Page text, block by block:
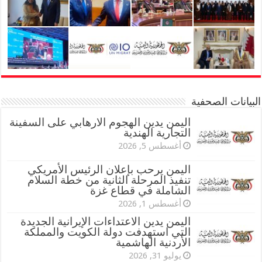
البيانات الصحفية
اليمن يدين الهجوم الارهابي على السفينة
التجارية الهندية
أغسطس 5, 2026
اليمن يرحب بإعلان الرئيس الأمريكي
تنفيذ المرحلة الثانية من خطة السلام
الشاملة في قطاع غزة
أغسطس 1, 2026
اليمن يدين الاعتداءات الإيرانية الجديدة
التي استهدفت دولة الكويت والمملكة
الأردنية الهاشمية
يوليو 31, 2026